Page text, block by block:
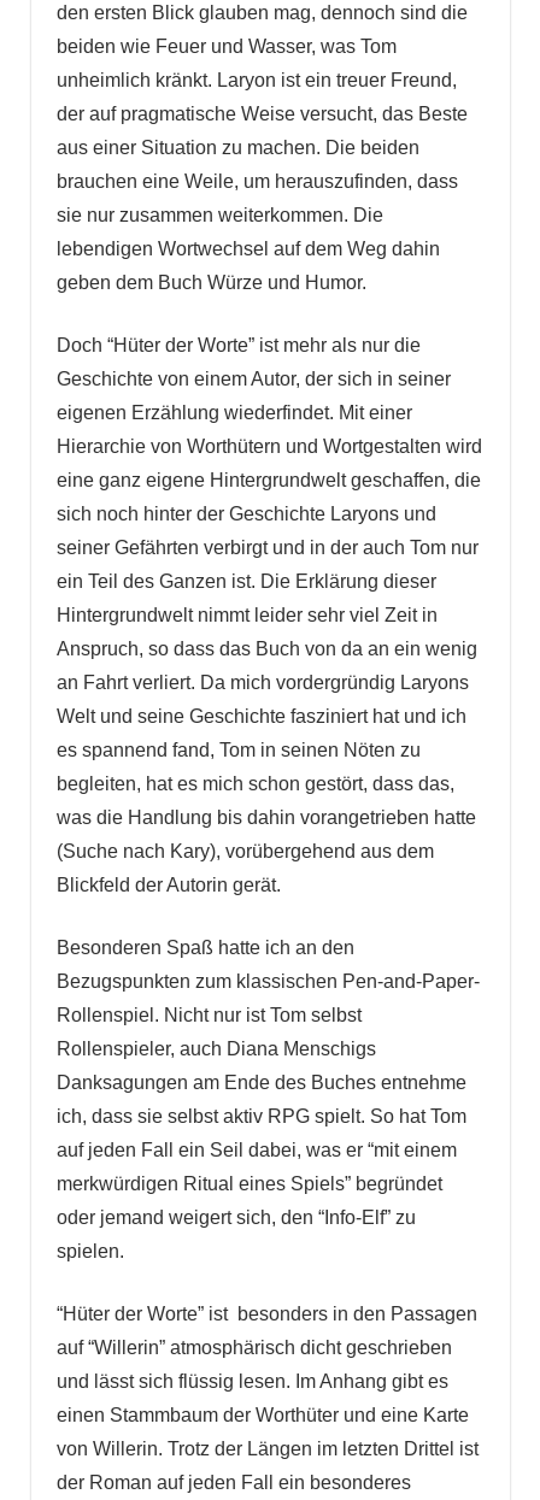
den ersten Blick glauben mag, dennoch sind die
beiden wie Feuer und Wasser, was Tom
unheimlich kränkt. Laryon ist ein treuer Freund,
der auf pragmatische Weise versucht, das Beste
aus einer Situation zu machen. Die beiden
brauchen eine Weile, um herauszufinden, dass
sie nur zusammen weiterkommen. Die
lebendigen Wortwechsel auf dem Weg dahin
geben dem Buch Würze und Humor.
Doch “Hüter der Worte” ist mehr als nur die
Geschichte von einem Autor, der sich in seiner
eigenen Erzählung wiederfindet. Mit einer
Hierarchie von Worthütern und Wortgestalten wird
eine ganz eigene Hintergrundwelt geschaffen, die
sich noch hinter der Geschichte Laryons und
seiner Gefährten verbirgt und in der auch Tom nur
ein Teil des Ganzen ist. Die Erklärung dieser
Hintergrundwelt nimmt leider sehr viel Zeit in
Anspruch, so dass das Buch von da an ein wenig
an Fahrt verliert. Da mich vordergründig Laryons
Welt und seine Geschichte fasziniert hat und ich
es spannend fand, Tom in seinen Nöten zu
begleiten, hat es mich schon gestört, dass das,
was die Handlung bis dahin vorangetrieben hatte
(Suche nach Kary), vorübergehend aus dem
Blickfeld der Autorin gerät.
Besonderen Spaß hatte ich an den
Bezugspunkten zum klassischen Pen-and-Paper-
Rollenspiel. Nicht nur ist Tom selbst
Rollenspieler, auch Diana Menschigs
Danksagungen am Ende des Buches entnehme
ich, dass sie selbst aktiv RPG spielt. So hat Tom
auf jeden Fall ein Seil dabei, was er “mit einem
merkwürdigen Ritual eines Spiels” begründet
oder jemand weigert sich, den “Info-Elf” zu
spielen.
“Hüter der Worte” ist besonders in den Passagen
auf “Willerin” atmosphärisch dicht geschrieben
und lässt sich flüssig lesen. Im Anhang gibt es
einen Stammbaum der Worthüter und eine Karte
von Willerin. Trotz der Längen im letzten Drittel ist
der Roman auf jeden Fall ein besonderes